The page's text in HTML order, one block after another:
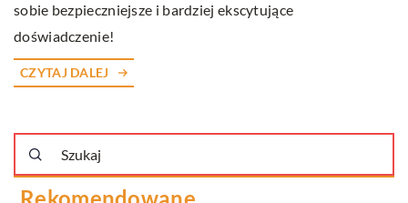
sobie bezpieczniejsze i bardziej ekscytujące
doświadczenie!
CZYTAJ DALEJ